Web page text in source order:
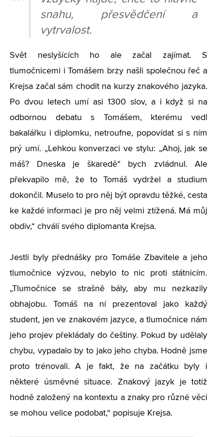
snahu, přesvědčení a
vytrvalost.
Svět neslyšících ho ale začal zajímat. S
tlumočnicemi i Tomášem brzy našli společnou řeč a
Krejsa začal sám chodit na kurzy znakového jazyka.
Po dvou letech umí asi 1300 slov, a i když si na
odbornou debatu s Tomášem, kterému vedl
bakalářku i diplomku, netroufne, popovídat si s ním
prý umí. „Lehkou konverzaci ve stylu: „Ahoj, jak se
máš? Dneska je škaredě“ bych zvládnul. Ale
překvapilo mě, že to Tomáš vydržel a studium
dokončil. Muselo to pro něj být opravdu těžké, cesta
ke každé informaci je pro něj velmi ztížená. Má můj
obdiv,“ chválí svého diplomanta Krejsa.
Jestli byly přednášky pro Tomáše Zbavitele a jeho
tlumočnice výzvou, nebylo to nic proti státnicím.
„Tlumočnice se strašně bály, aby mu nezkazily
obhajobu. Tomáš na ní prezentoval jako každý
student, jen ve znakovém jazyce, a tlumočnice nám
jeho projev překládaly do češtiny. Pokud by udělaly
chybu, vypadalo by to jako jeho chyba. Hodně jsme
proto trénovali. A je fakt, že na začátku byly i
některé úsměvné situace. Znakový jazyk je totiž
hodně založený na kontextu a znaky pro různé věci
se mohou velice podobat,“ popisuje Krejsa.